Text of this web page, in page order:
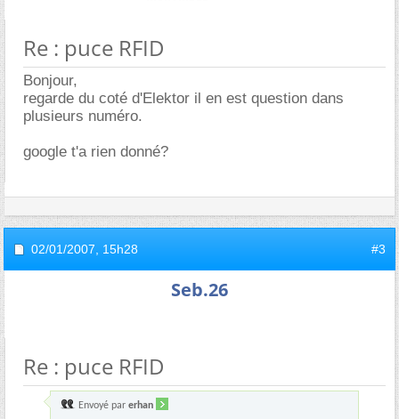
Re : puce RFID
Bonjour,
regarde du coté d'Elektor il en est question dans
plusieurs numéro.
google t'a rien donné?
02/01/2007, 15h28 #3
Seb.26
Re : puce RFID
Envoyé par erhan